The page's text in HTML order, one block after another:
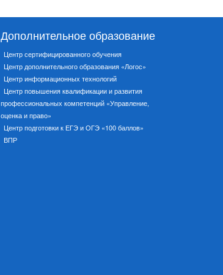
Дополнительное образование
Центр сертифицированного обучения
Центр дополнительного образования «Логос»
Центр информационных технологий
Центр повышения квалификации и развития
профессиональных компетенций «Управление,
оценка и право»
Центр подготовки к ЕГЭ и ОГЭ «100 баллов»
ВПР